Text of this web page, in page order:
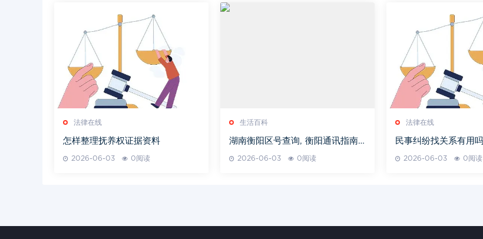
法律在线
怎样整理抚养权证据资料
2026-06-03 0阅读
生活百科
湖南衡阳区号查询, 衡阳通讯指南-
2026-06-03 0阅读
法律在线
民事纠纷找关系有用吗
2026-06-03 0阅读